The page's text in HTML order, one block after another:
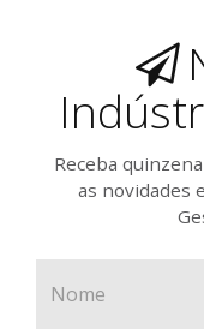
Receba
as novidades